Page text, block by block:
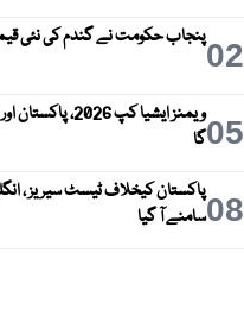
02پنجاب حکومت نے گندم کی نئی
05
ویمنز ایشیا کپ
گا
08سامنے آ گیا